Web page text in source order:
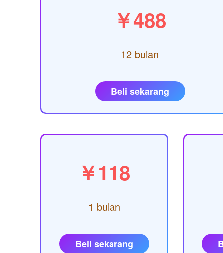
￥488
12 bulan
Beli sekarang
￥118
1 bulan
Beli sekarang